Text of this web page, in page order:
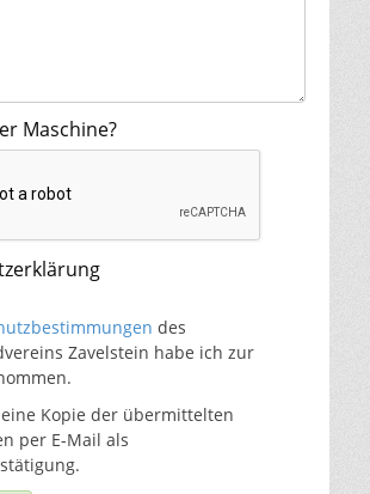
Maschine?
des
Zavelstein habe ich zur
Kopie der übermittelten
per E-Mail als